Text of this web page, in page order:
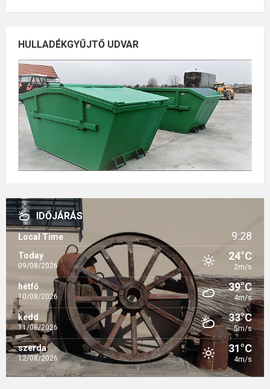
HULLADÉKGYŰJTŐ UDVAR
IDŐJÁRÁS
Local Time 9:28
Today
09/08/2026
24°C
2m/s
hétfő
10/08/2026
39°C
4m/s
kedd
11/08/2026
33°C
5m/s
szerda
12/08/2026
31°C
4m/s